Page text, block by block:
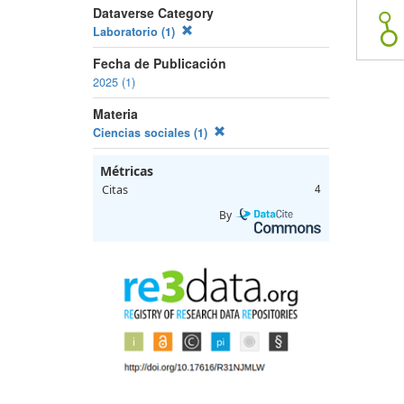
Dataverse Category
Laboratorio (1)
Fecha de Publicación
2025 (1)
Materia
Ciencias sociales (1)
Métricas
Citas 4
By